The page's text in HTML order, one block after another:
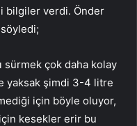
bilgiler verdi. Önder
sürmek çok daha kolay
yaksak şimdi 3-4 litre
için böyle oluyor,
için kesekler erir bu